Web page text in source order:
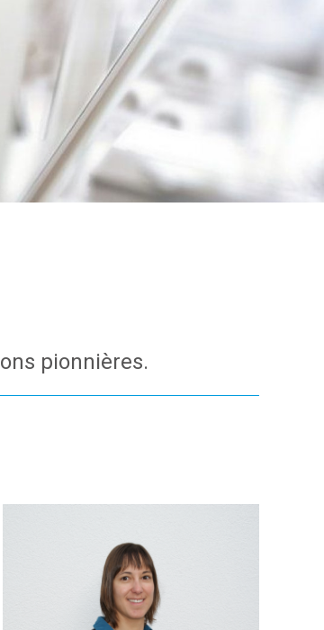
pionnières.